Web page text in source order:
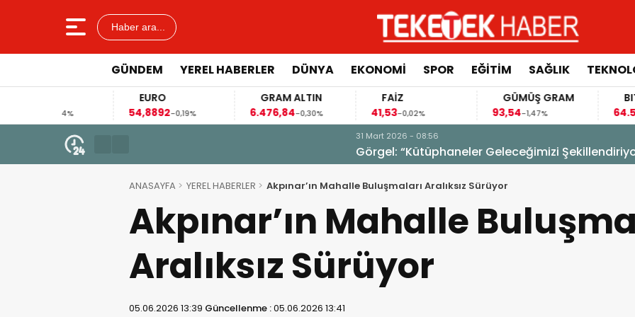
Haber ara...
GÜNDEM YEREL HABERLER DÜNYA EKONOMİ SPOR EĞİTİM SAĞLIK
54,8892
-0,19%
6.476,84
-0,30%
FAİZ
41,53
GÜMÜŞ GRAM
BITCOIN
-0,30%
Görgel: “Kütüphaneler Geleceğimizi Şekillendiriyor”
ANASAYFA YEREL HABERLER Akpınar’ın Mahalle Buluşmaları Aralıksız Sürüyor
Akpınar’ın Mahalle
Aralıksız Sürüyor
05.06.2026 13:39 Güncellenme :05.06.2026 13:41